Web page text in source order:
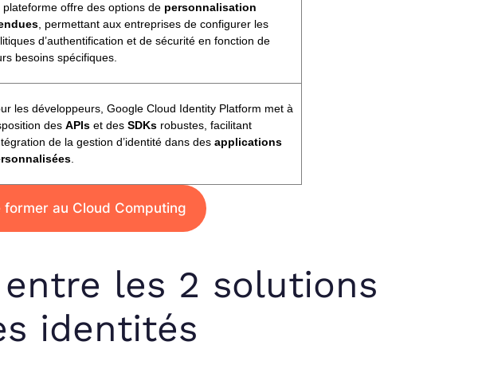
plateforme offre des options de personnalisation
, permettant aux entreprises de configurer les
d’authentification et de sécurité en fonction de
besoins spécifiques.
les développeurs, Google Cloud Identity Platform met à
desAPIset desSDKs robustes, facilitant
de la gestion d’identité dans desapplications
former au Cloud Computing
les 2 solutions
identités